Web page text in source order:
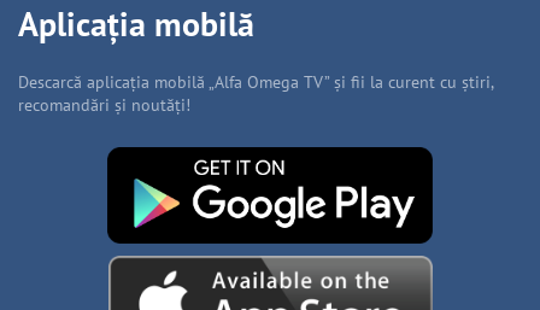
Aplicația mobilă
Descarcă aplicația mobilă „Alfa Omega TV” și fii la curent cu știri,
recomandări și noutăți!